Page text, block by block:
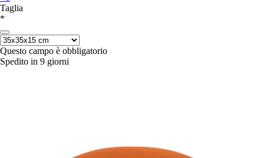
Taglia
*
Questo campo è obbligatorio
Spedito in 9 giorni